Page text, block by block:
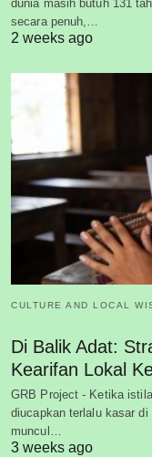
dunia masih butuh 131
secara penuh,…
2 weeks ago
CULTURE AND LOCAL
Di Balik Adat:
Kearifan Lokal
GRB Project - Ketika
diucapkan terlalu kasar
muncul…
3 weeks ago